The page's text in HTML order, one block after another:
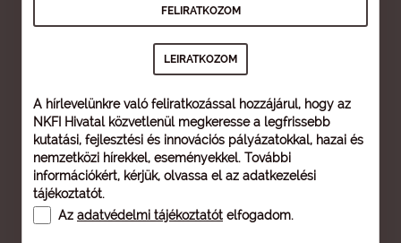
A hírlevelünkre való feliratkozással hozzájárul, hogy az
NKFI Hivatal közvetlenül megkeresse a legfrissebb
kutatási, fejlesztési és innovációs pályázatokkal, hazai és
nemzetközi hírekkel, eseményekkel. További
információkért, kérjük, olvassa el az adatkezelési
tájékoztatót.
Az adatvédelmi tájékoztatót elfogadom.